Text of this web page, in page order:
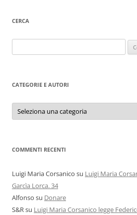
CERCA
per:
CATEGORIE E AUTORI
Categorie
autori
COMMENTI RECENTI
Luigi Maria Corsanico su Luigi Maria
Garcìa Lorca. 34
Alfonso su Donare
S&Rsu Luigi Maria Corsanico legge